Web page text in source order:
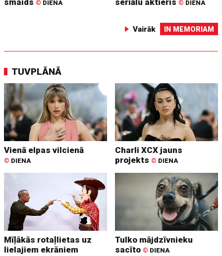
smaids © DIENA seriālu aktieris © DIENA
Vairāk IN MEMORIAM
TUVPLĀNĀ
Vienā elpas vilcienā
© DIENA
Charli XCX jauns
projekts © DIENA
Mīļākās rotaļlietas uz
lielajiem ekrāniem
Tulko mājdzīvnieku
sacīto © DIENA